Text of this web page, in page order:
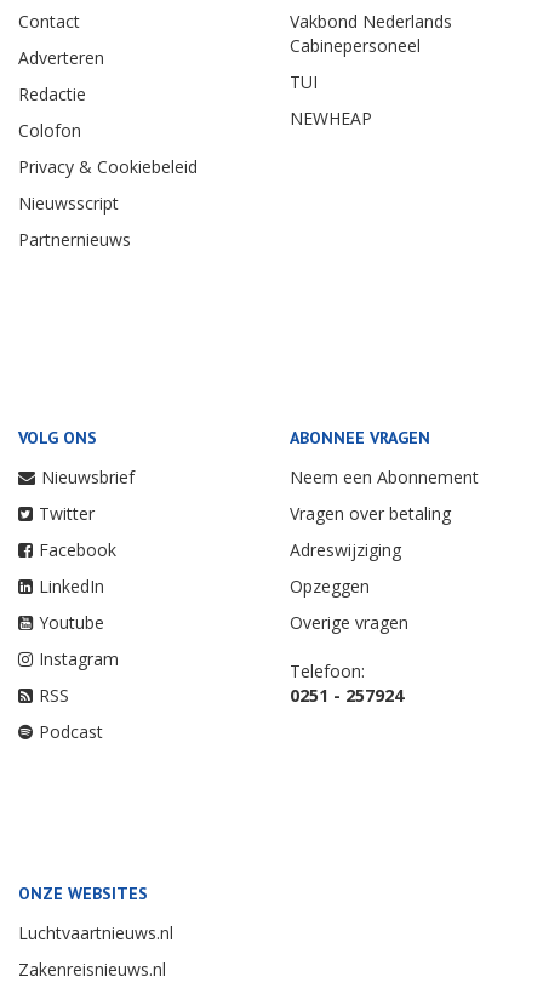
Contact
Adverteren
Redactie
Colofon
Privacy & Cookiebeleid
Nieuwsscript
Partnernieuws
Vakbond Nederlands
Cabinepersoneel
TUI
NEWHEAP
VOLG ONS
Nieuwsbrief
Twitter
Facebook
LinkedIn
Youtube
Instagram
RSS
Podcast
ABONNEE VRAGEN
Neem een Abonnement
Vragen over betaling
Adreswijziging
Opzeggen
Overige vragen
Telefoon:
0251 - 257924
ONZE WEBSITES
Luchtvaartnieuws.nl
Zakenreisnieuws.nl